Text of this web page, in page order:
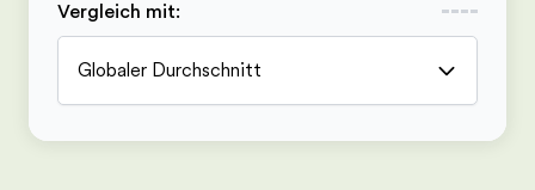
Vergleich mit:
Globaler Durchschnitt